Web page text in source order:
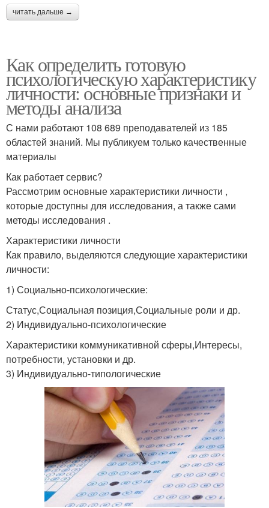
читать дальше →
Как определить готовую
психологическую характеристику
личности: основные признаки и
методы анализа
С нами работают 108 689 преподавателей из 185
областей знаний. Мы публикуем только качественные
материалы
Как работает сервис?
Рассмотрим основные характеристики личности ,
которые доступны для исследования, а также сами
методы исследования .
Характеристики личности
Как правило, выделяются следующие характеристики
личности:
1) Социально-психологические:
Статус,Социальная позиция,Социальные роли и др.
2) Индивидуально-психологические
Характеристики коммуникативной сферы,Интересы,
потребности, установки и др.
3) Индивидуально-типологические